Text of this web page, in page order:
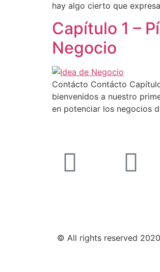
hay algo cierto que
Capítulo 1 –
Negocio
Contácto Contácto
bienvenidos a nuestro
en potenciar los negocios
© All rights reserved